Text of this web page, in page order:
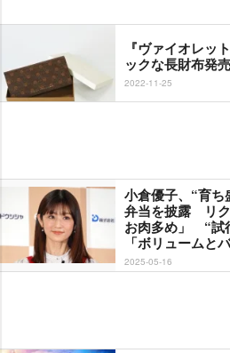
『ヴァイオレッ
ックな長財布発
2022-11-25
小倉優子、“育ち
弁当を披露 リク
お肉多め」 “試
「ボリュームと
2025-05-16